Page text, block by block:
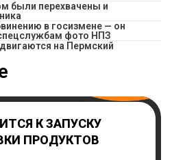
были перехвачены и
в госизмене — он
фото НПЗ
на Пермский
К ЗАПУСКУ
ПРОДУКТОВ